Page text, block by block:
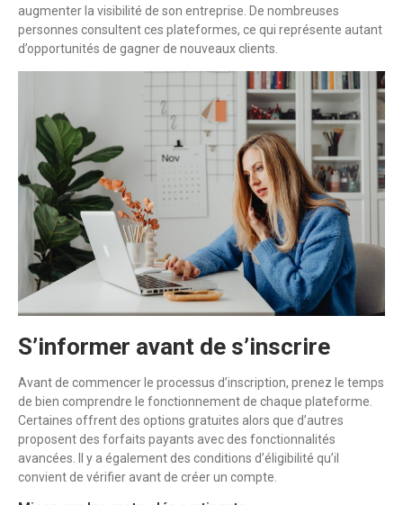
augmenter la visibilité de son entreprise. De nombreuses
personnes consultent ces plateformes, ce qui représente autant
d’opportunités de gagner de nouveaux clients.
S’informer avant de s’inscrire
Avant de commencer le processus d’inscription, prenez le temps
de bien comprendre le fonctionnement de chaque plateforme.
Certaines offrent des options gratuites alors que d’autres
proposent des forfaits payants avec des fonctionnalités
avancées. Il y a également des conditions d’éligibilité qu’il
convient de vérifier avant de créer un compte.